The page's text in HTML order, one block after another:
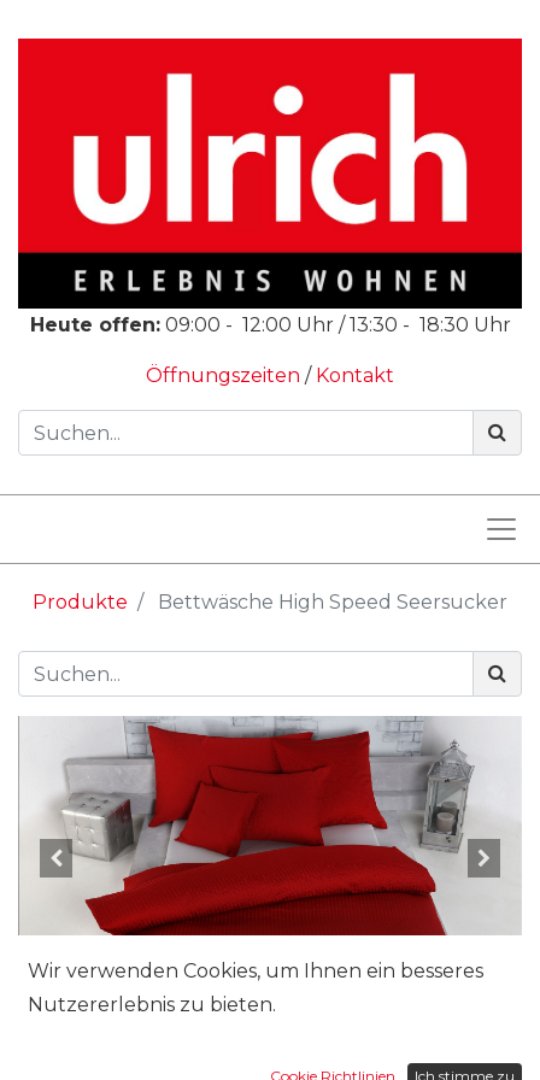
Heute offen: 09:00 - 12:00 Uhr /13:30 - 18:30 Uhr
Öffnungszeiten / Kontakt
Produkte Bettwäsche High Speed Seersucker
Wir verwenden Cookies, um Ihnen ein besseres
Nutzererlebnis zu bieten.
Cookie Richtlinien Ich stimme zu